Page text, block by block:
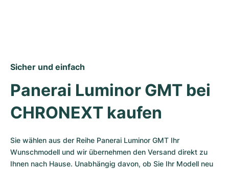
Sicher und einfach
Panerai Luminor GMT bei
CHRONEXT kaufen
Sie wählen aus der Reihe Panerai Luminor GMT Ihr
Wunschmodell und wir übernehmen den Versand direkt zu
Ihnen nach Hause. Unabhängig davon, ob Sie Ihr Modell neu